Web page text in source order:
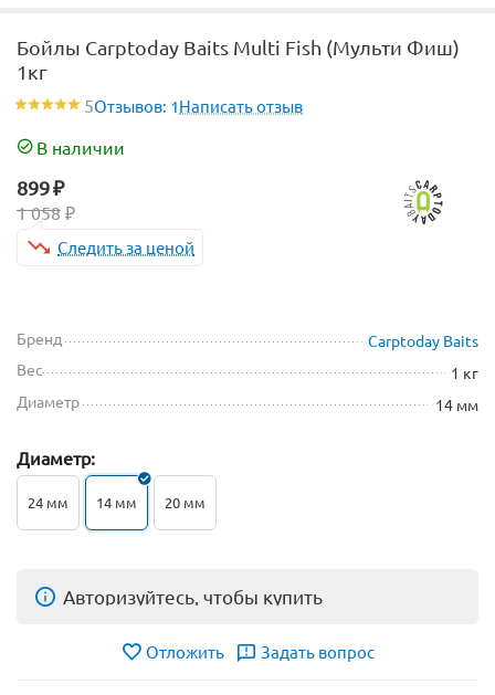
Бойлы Carptoday Baits Multi Fish (Мульти Фиш)
1кг
5Отзывов: 1Написать отзыв
В наличии
899₽
1 058 ₽
Следить за ценой
Бренд
Carptoday Baits
Вес
1 кг
Диаметр
14 мм
Диаметр:
24 мм 14 мм 20 мм
Авторизуйтесь, чтобы купить
Отложить Задать вопрос